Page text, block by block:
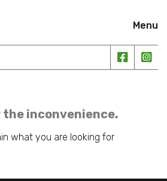
Menu
inconvenience.
what you are looking for